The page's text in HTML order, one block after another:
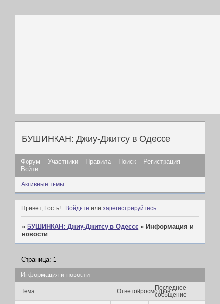
БУШИНКАН: Джиу-Джитсу в Одессе
Форум Участники Правила Поиск
Регистрация
Войти
Активные темы
Привет, Гость! Войдите или зарегистрируйтесь.
» БУШИНКАН: Джиу-Джитсу в Одессе » Информация и
новости
Информация и новости
Страница:1
Тема ОтветовПросмотровПоследнее
сообщение